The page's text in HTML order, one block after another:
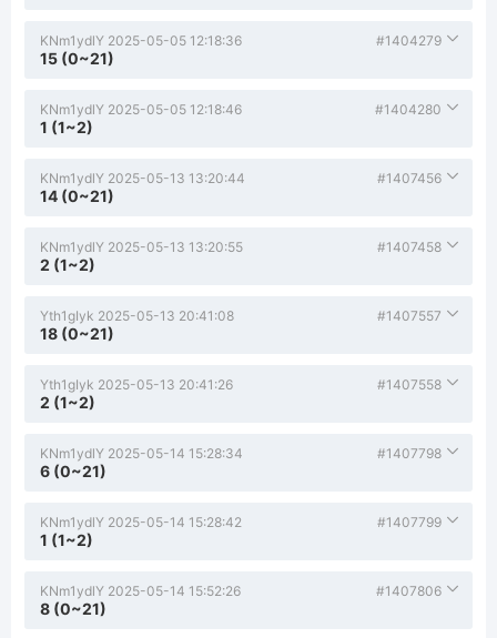
KNm1ydlY 2025-05-05 12:18:36 #1404279
15 (0~21)
KNm1ydlY 2025-05-05 12:18:46 #1404280
1 (1~2)
KNm1ydlY 2025-05-13 13:20:44 #1407456
14 (0~21)
KNm1ydlY 2025-05-13 13:20:55 #1407458
2 (1~2)
Yth1gIyk 2025-05-13 20:41:08 #1407557
18 (0~21)
Yth1gIyk 2025-05-13 20:41:26 #1407558
2 (1~2)
KNm1ydlY 2025-05-14 15:28:34 #1407798
6 (0~21)
KNm1ydlY 2025-05-14 15:28:42 #1407799
1 (1~2)
KNm1ydlY 2025-05-14 15:52:26 #1407806
8 (0~21)